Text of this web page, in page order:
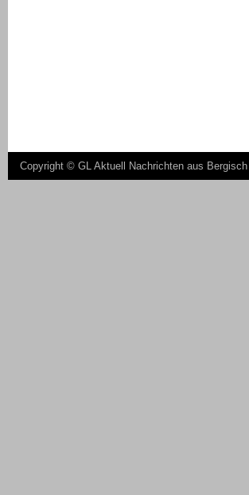
Copyright © GL Aktuell Nachrichten aus